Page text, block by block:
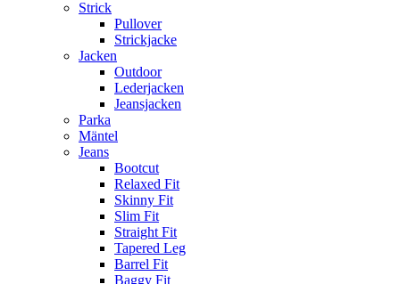
Strick
Pullover
Strickjacke
Jacken
Outdoor
Lederjacken
Jeansjacken
Parka
Mäntel
Jeans
Bootcut
Relaxed Fit
Skinny Fit
Slim Fit
Straight Fit
Tapered Leg
Barrel Fit
Baggy Fit